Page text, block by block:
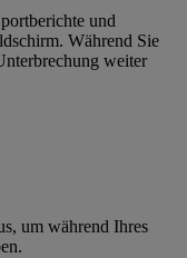
und
Während Sie
weiter
um während Ihres